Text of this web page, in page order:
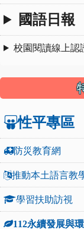
國語日報
校園閱讀線上認
性平專區
防災教育網
推動本土語言教
學習扶助訪視
112永續發展與